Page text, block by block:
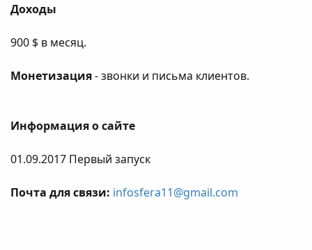
Доходы
900 $ в месяц.
Монетизация- звонки и письма клиентов.
Информация о сайте
01.09.2017 Первый запуск
Почта для связи: infosfera11@gmail.com